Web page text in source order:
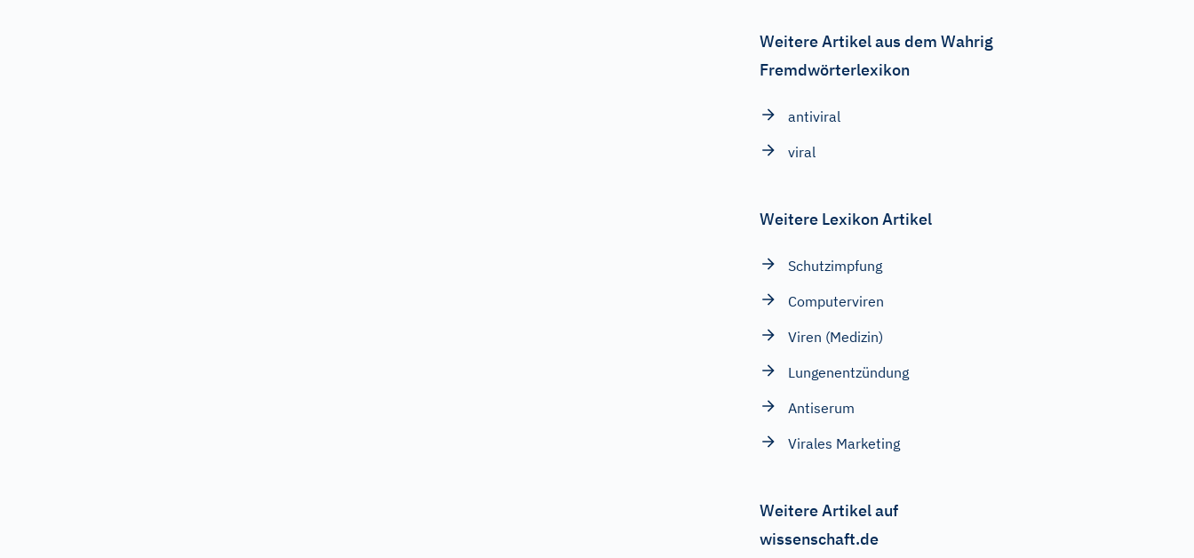
Weitere Artikel aus dem Wahrig
Fremdwörterlexikon
antiviral
viral
Weitere Lexikon Artikel
Schutzimpfung
Computerviren
Viren (Medizin)
Lungenentzündung
Antiserum
Virales Marketing
Weitere Artikel auf
wissenschaft.de